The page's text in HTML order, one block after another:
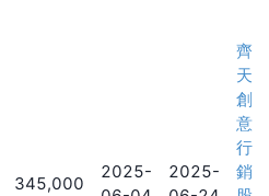
345,000
2025-
2025-
齊
天
創
意
行
銷